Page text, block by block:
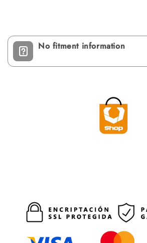
No fitment information